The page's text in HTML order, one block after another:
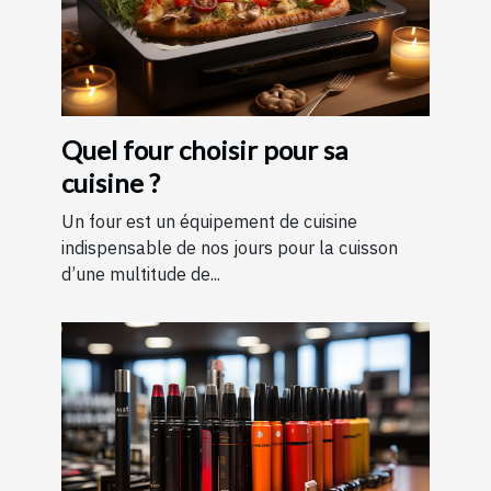
Quel four choisir pour sa
cuisine ?
Un four est un équipement de cuisine
indispensable de nos jours pour la cuisson
d’une multitude de...